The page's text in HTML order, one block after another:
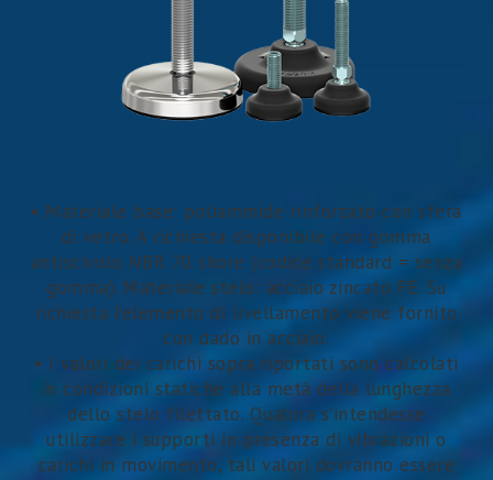
• Materiale base: poliammide rinforzato con sfera
di vetro. A richiesta disponibile con gomma
antiscivolo NBR 70 shore (codice standard = senza
gomma). Materiale stelo: acciaio zincato FE. Su
richiesta l’elemento di livellamento viene fornito
con dado in acciaio.
• I valori dei carichi sopra riportati sono calcolati
in condizioni statiche alla metà della lunghezza
dello stelo filettato. Qualora s’intendesse
utilizzare i supporti in presenza di vibrazioni o
carichi in movimento, tali valori dovranno essere